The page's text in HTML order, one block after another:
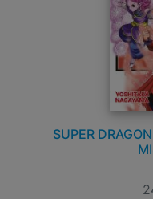
SUPER